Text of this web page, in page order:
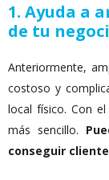
1. Ayuda a
de tu
Anteriormente,
costoso y
local físico. Con
más sencillo.
conseguir